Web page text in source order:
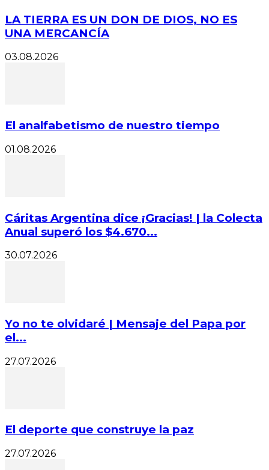
LA TIERRA ES UN DON DE DIOS, NO ES
UNA MERCANCÍA
03.08.2026
El analfabetismo de nuestro tiempo
01.08.2026
Cáritas Argentina dice ¡Gracias! | la Colecta
Anual superó los $4.670...
30.07.2026
Yo no te olvidaré | Mensaje del Papa por
el...
27.07.2026
El deporte que construye la paz
27.07.2026